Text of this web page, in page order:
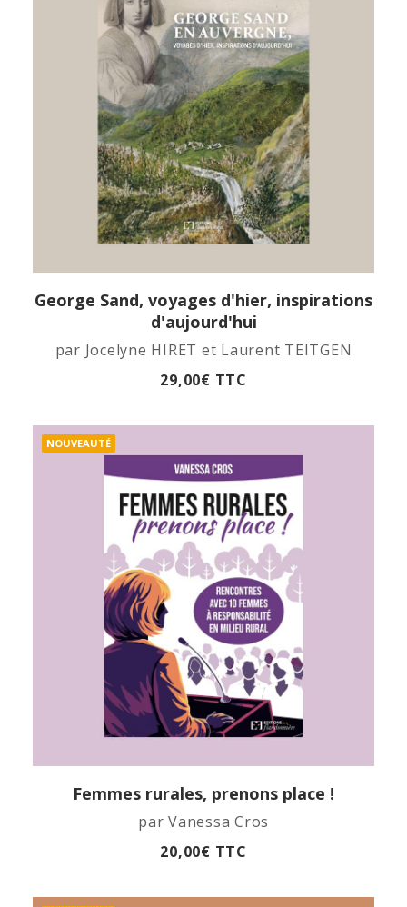
APERÇU RAPIDE
George Sand, voyages d'hier, inspirations
d'aujourd'hui
par Jocelyne HIRET et Laurent TEITGEN
29,00€ TTC
NOUVEAUTÉ
APERÇU RAPIDE
Femmes rurales, prenons place !
par Vanessa Cros
20,00€ TTC